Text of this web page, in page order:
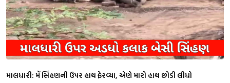
માલધારી: મેં સિંહણની ઉપર હાથ ફેરવ્યા, એણે મારો હાથ છોડી લીધો